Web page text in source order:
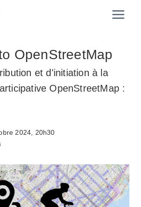
OpenStreetMap
et d'initiation à la
OpenStreetMap :
2024, 20h30